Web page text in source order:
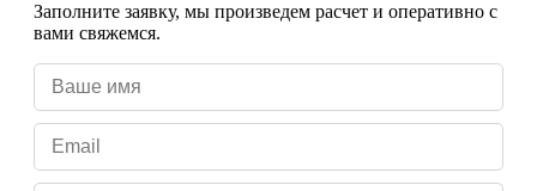
Заполните заявку, мы произведем расчет и оперативно с
вами свяжемся.